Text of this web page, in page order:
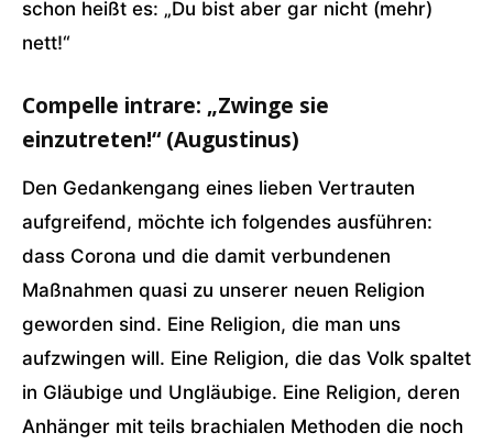
schon heißt es: „Du bist aber gar nicht (mehr)
nett!“
Compelle intrare: „Zwinge sie
einzutreten!“ (Augustinus)
Den Gedankengang eines lieben Vertrauten
aufgreifend, möchte ich folgendes ausführen:
dass Corona und die damit verbundenen
Maßnahmen quasi zu unserer neuen Religion
geworden sind. Eine Religion, die man uns
aufzwingen will. Eine Religion, die das Volk spaltet
in Gläubige und Ungläubige. Eine Religion, deren
Anhänger mit teils brachialen Methoden die noch